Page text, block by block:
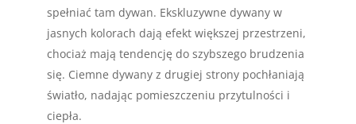
spełniać tam dywan. Ekskluzywne dywany w
jasnych kolorach dają efekt większej przestrzeni,
chociaż mają tendencję do szybszego brudzenia
się. Ciemne dywany z drugiej strony pochłaniają
światło, nadając pomieszczeniu przytulności i
ciepła.